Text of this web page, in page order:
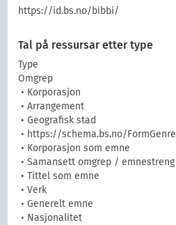
https://id.bs.no/bibbi/
Tal på ressursar etter type
Type
Omgrep
• Korporasjon
• Arrangement
• Geografisk stad
• https://schema.bs.no/FormGenre
• Korporasjon som emne
• Samansett omgrep / emnestreng
• Tittel som emne
• Verk
• Generelt emne
• Nasjonalitet